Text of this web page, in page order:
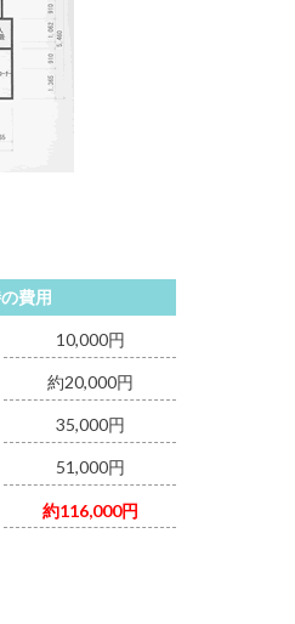
費用
10,000円
約20,000円
35,000円
51,000円
約116,000円